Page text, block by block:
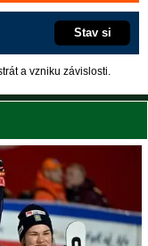
Stav si
a vzniku závislosti.